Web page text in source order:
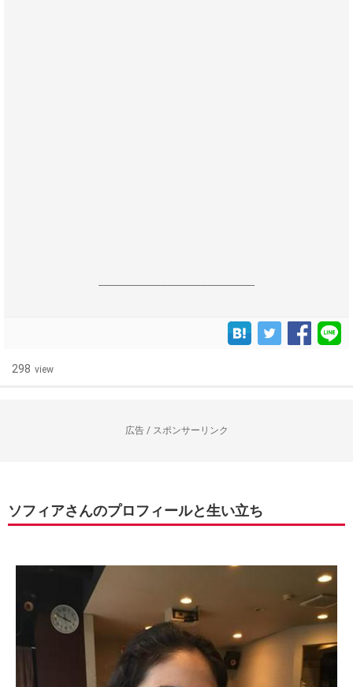
------------------------------------------------------------------
298 view
広告 / スポンサーリンク
ソフィアさんのプロフィールと生い立ち